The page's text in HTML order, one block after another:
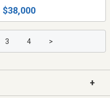
$38,000
3 4 >
+